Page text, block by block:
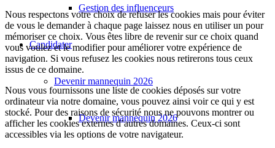
Gestion des influenceurs
Candidater
Devenir mannequin 2026
Devenir mannequin 2026
Nous respectons votre choix de refuser les cookies mais pour éviter
de vous le demander à chaque page laissez nous en utiliser un pour
mémoriser ce choix. Vous êtes libre de revenir sur ce choix quand
vous voulez et le modifier pour améliorer votre expérience de
navigation. Si vous refusez les cookies nous retirerons tous ceux
issus de ce domaine.
Nous vous fournissons une liste de cookies déposés sur votre
ordinateur via notre domaine, vous pouvez ainsi voir ce qui y est
stocké. Pour des raisons de sécurité nous ne pouvons montrer ou
afficher les cookies externes d’autres domaines. Ceux-ci sont
accessibles via les options de votre navigateur.